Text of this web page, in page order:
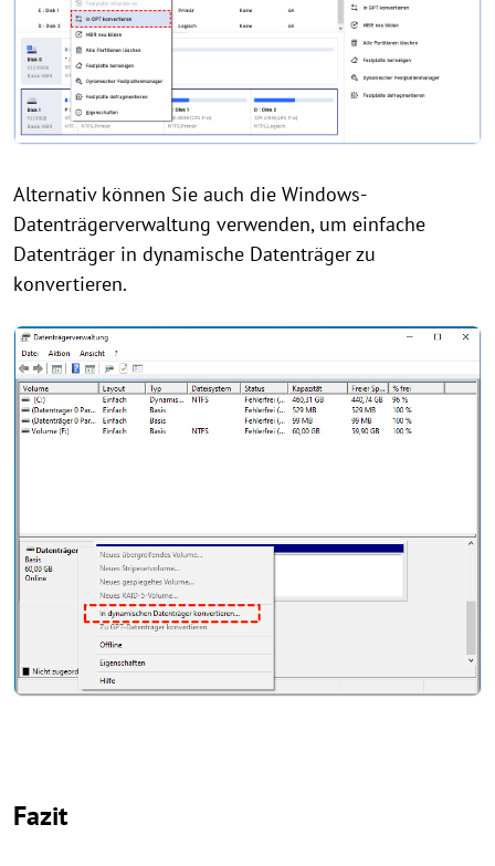
Alternativ können Sie auch die Windows-
Datenträgerverwaltung verwenden, um einfache
Datenträger in dynamische Datenträger zu
konvertieren.
Fazit